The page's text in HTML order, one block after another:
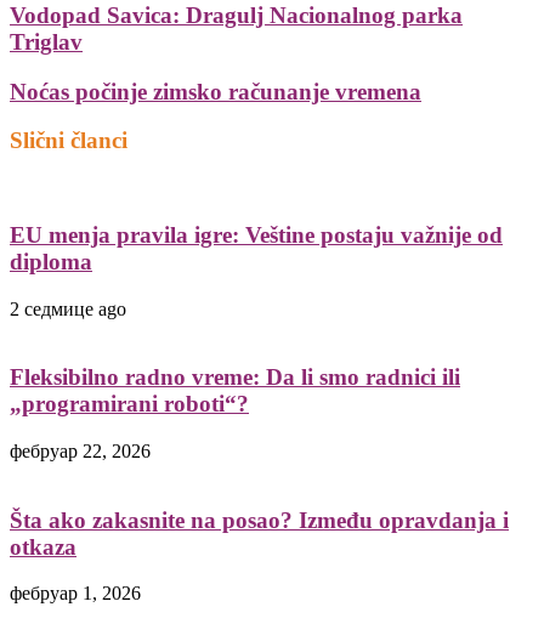
Vodopad Savica: Dragulj Nacionalnog parka
Triglav
Noćas počinje zimsko računanje vremena
Slični članci
EU menja pravila igre: Veštine postaju važnije od
diploma
2 седмице ago
Fleksibilno radno vreme: Da li smo radnici ili
„programirani roboti“?
фебруар 22, 2026
Šta ako zakasnite na posao? Između opravdanja i
otkaza
фебруар 1, 2026